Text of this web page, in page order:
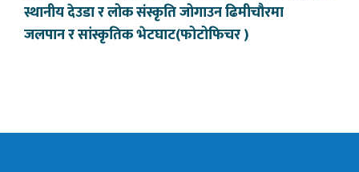
स्थानीय देउडा र लोक संस्कृति जोगाउन ढिमीचौरमा
जलपान र सांस्कृतिक भेटघाट(फोटोफिचर )